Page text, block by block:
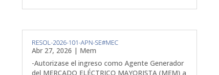
RESOL-2026-101-APN-SE#MEC
Abr 27, 2026 | Mem
-Autorizase el ingreso como Agente Generador
del MERCADO ELÉCTRICO MAYORISTA (MEM) a